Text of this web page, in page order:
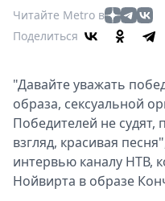
Туризм
Мода
Кино
Афиша
Книги
Выставки
Пресс-
релизы
Читайте Metro в
Поделиться
"Давайте уважать
образа, сексуальной
Победителей не
взгляд, красивая
интервью каналу НТВ,
Нойвирта в образе